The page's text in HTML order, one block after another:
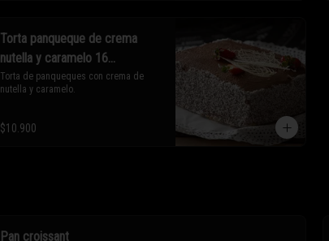
Torta panqueque de crema
nutella y caramelo 16
porciones
Torta de panqueques con crema de
nutella y caramelo.
$10.900
Pan croissant